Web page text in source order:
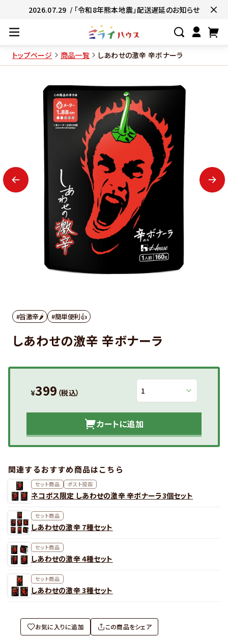
2026.07.29 / 「令和8年熊本地震」配送遅延のお知らせ
#ネコポス対象商品🚚
#簡単便利👍
#お子様と一緒に
#たっぷり満腹😋
#ギフトにおすす
トップページ 商品一覧 しあわせの激辛 辛ボナーラ
#旨激辛🌶 #簡単便利👍
しあわせの激辛 辛ボナーラ
¥399 （税込）
カートに追加
関連するおすすめ商品はこちら
セット商品 ポスト投函
ネコポス限定 しあわせの激辛 辛ボナーラ3個セット
セット商品
しあわせの激辛 7種セット
セット商品
しあわせの激辛 4種セット
セット商品
しあわせの激辛 3種セット
お気に入りに追加 この商品をシェア